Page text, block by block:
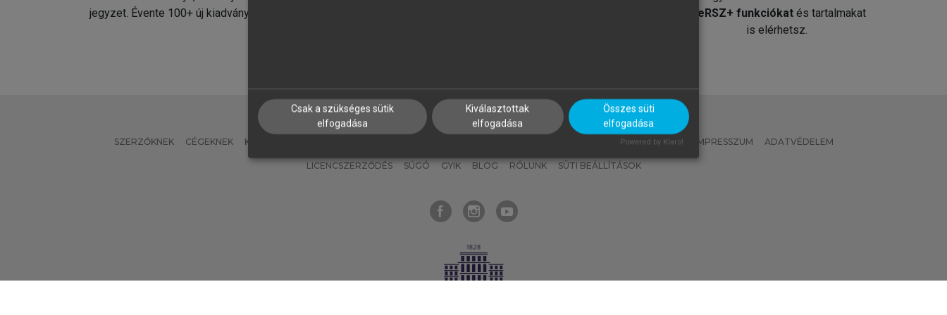
jegyzet. Évente 100+ új kiadvány.
MeRSZ+ funkciókat és tartalmakat
is elérhetsz.
SZERZŐKNEK CÉGEKNEK KÖNYVTÁROSOKNAK MI – ÁLTALÁNOS IRÁNYELVEK IMPRESSZUM ADATVÉDELEM
LICENCSZERZŐDÉS SÚGÓ GYIK BLOG RÓLUNK SÜTI BEÁLLÍTÁSOK
Csak a szükséges sütik
elfogadása
Kiválasztottak
elfogadása
Összes süti
elfogadása
Powered by Klaro!